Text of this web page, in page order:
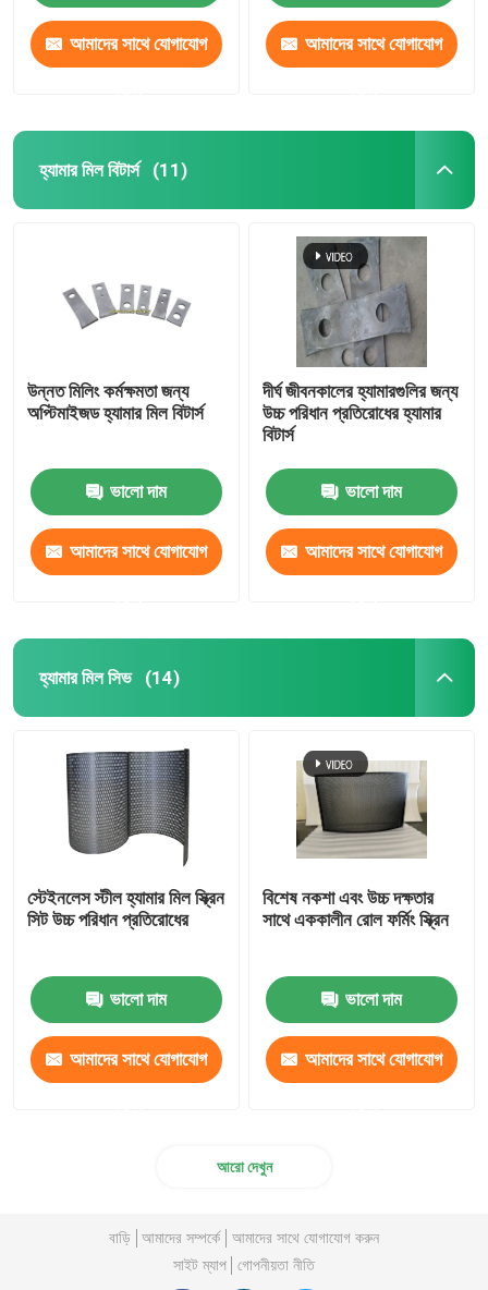
আমাদের সাথে যোগাযোগ আমাদের সাথে যোগাযোগ
হ্যামার মিল বিটার্স (11)
উন্নত মিলিং কর্মক্ষমতা জন্য
অপ্টিমাইজড হ্যামার মিল বিটার্স
ভালো দাম
আমাদের সাথে যোগাযোগ
দীর্ঘ জীবনকালের হ্যামারগুলির জন্য
উচ্চ পরিধান প্রতিরোধের হ্যামার
বিটার্স
ভালো দাম
আমাদের সাথে যোগাযোগ
হ্যামার মিল সিভ (14)
স্টেইনলেস স্টীল হ্যামার মিল স্ক্রিন
সিট উচ্চ পরিধান প্রতিরোধের
ভালো দাম
আমাদের সাথে যোগাযোগ
বিশেষ নকশা এবং উচ্চ দক্ষতার
সাথে এককালীন রোল ফর্মিং স্ক্রিন
ভালো দাম
আমাদের সাথে যোগাযোগ
আরো দেখুন
বাড়ি আমাদের সম্পর্কে
আমাদের সাথে যোগাযোগ করুন
সাইট ম্যাপ
গোপনীয়তা নীতি